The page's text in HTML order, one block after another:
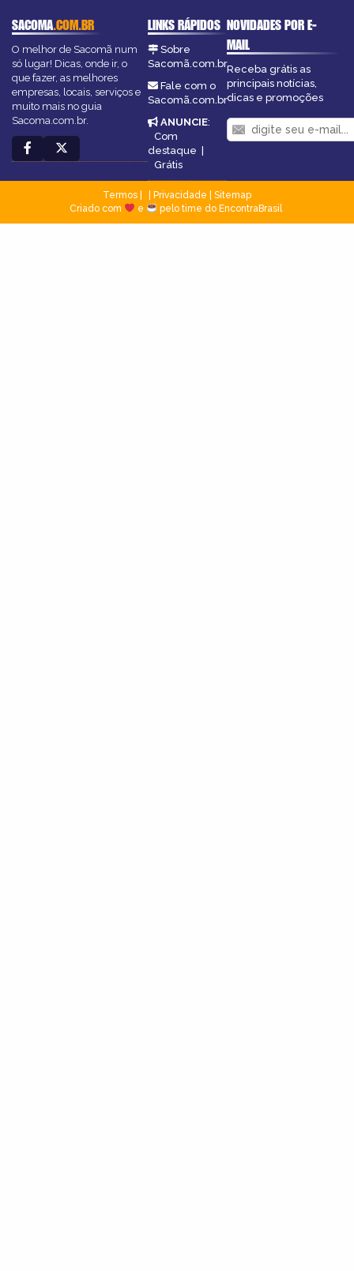
SACOMA.COM.BR
O melhor de Sacomã num
só lugar! Dicas, onde ir, o
que fazer, as melhores
empresas, locais, serviços e
muito mais no guia
Sacoma.com.br.
LINKS RÁPIDOS
Sobre
Sacomã.com.br
Fale com o
Sacomã.com.br
ANUNCIE:
Com
destaque |
Grátis
NOVIDADES POR E-
MAIL
Receba grátis as
principais notícias,
dicas e promoções
Termos Privacidade
Sitemap
Criado com
e pelo time do EncontraBrasil